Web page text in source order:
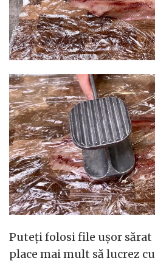
Puteți folosi file ușor
place mai mult să lucrez